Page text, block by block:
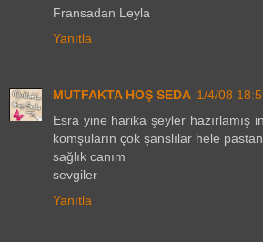
Fransadan Leyla
Yanıtla
MUTFAKTA HOŞ SEDA 1/4/08
Esra yine harika şeyler hazırlamış
komşuların çok şanslılar hele
sağlık canım
sevgiler
Yanıtla